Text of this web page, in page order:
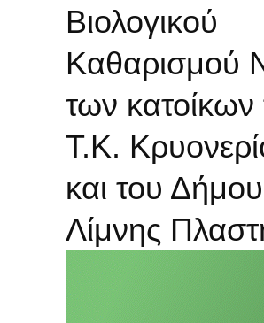
Βιολογικού
Καθαρισμού
των κατοίκων
Τ.Κ.
και του Δήμου
Λίμνης